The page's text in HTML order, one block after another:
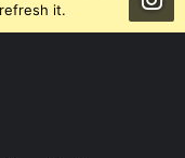
it.